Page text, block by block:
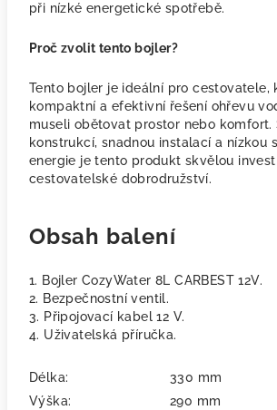
při nízké energetické spotřebě.
Proč zvolit tento bojler?
Tento bojler je ideální pro cestovatele,
kompaktní a efektivní řešení ohřevu
museli obětovat prostor nebo komfort.
konstrukcí, snadnou instalací a nízkou
energie je tento produkt skvělou
cestovatelské dobrodružství.
Obsah balení
1. Bojler CozyWater 8L CARBEST 12V.
2. Bezpečnostní ventil.
3. Připojovací kabel 12 V.
4. Uživatelská příručka.
Délka:
330 mm
Výška:
290 mm